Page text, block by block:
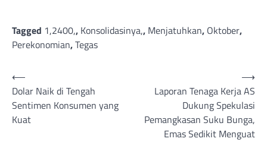
Tagged 1,2400,, Konsolidasinya,, Menjatuhkan, Oktober,
Perekonomian,Tegas
Post
navigation
⟵
Dolar Naik di Tengah
Sentimen Konsumen yang
Kuat
Laporan Tenaga Kerja AS
Dukung Spekulasi
Pemangkasan Suku Bunga,
Emas Sedikit Menguat
⟶